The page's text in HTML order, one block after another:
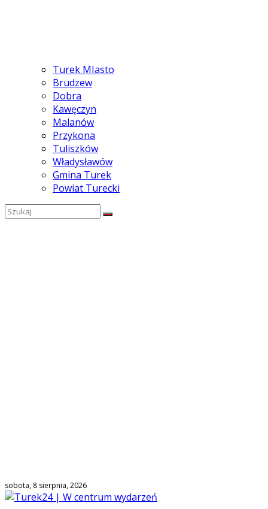
Turek MIasto
Brudzew
Dobra
Kawęczyn
Malanów
Przykona
Tuliszków
Władysławów
Gmina Turek
Powiat Turecki
sobota, 8 sierpnia, 2026